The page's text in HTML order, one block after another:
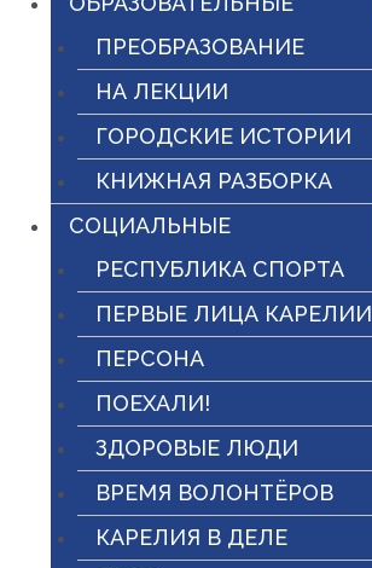
ПРЕОБРАЗОВАНИЕ
НА ЛЕКЦИИ
ГОРОДСКИЕ ИСТОРИИ
КНИЖНАЯ РАЗБОРКА
СОЦИАЛЬНЫЕ
РЕСПУБЛИКА СПОРТА
ПЕРВЫЕ ЛИЦА КАРЕЛИИ
ПЕРСОНА
ПОЕХАЛИ!
ЗДОРОВЫЕ ЛЮДИ
ВРЕМЯ ВОЛОНТЁРОВ
КАРЕЛИЯ В ДЕЛЕ